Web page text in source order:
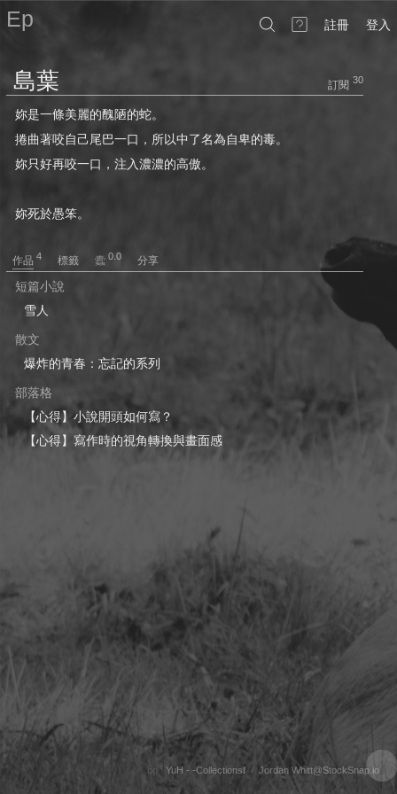
Ep 註冊 登入
島葉 訂閱 30
妳是一條美麗的醜陋的蛇。
捲曲著咬自己尾巴一口，所以中了名為自卑的毒。
妳只好再咬一口，注入濃濃的高傲。
妳死於愚笨。
作品 4 標籤 0.0 分享
短篇小說
雪人
散文
爆炸的青春：忘記的系列
部落格
【心得】小說開頭如何寫？
【心得】寫作時的視角轉換與畫面感
bg : YuH - -CollectionsⅠ / Jordan Whitt@StockSnap.io